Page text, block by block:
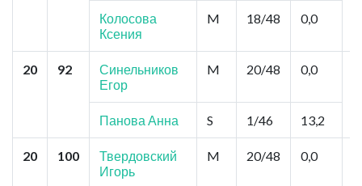
Колосова
Ксения
M 18/48 0,0
20 92
Синельников
Егор
M 20/48 0,0
Панова Анна S 1/46 13,2
20 100
Твердовский
Игорь
M 20/48 0,0